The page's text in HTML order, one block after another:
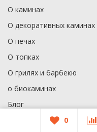
О каминах
О декоративных каминах
О печах
О топках
О грилях и барбекю
о биокаминах
Блог
Карта сайта
0